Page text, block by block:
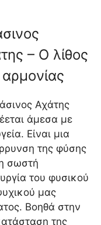
– Ο λίθος
Αχάτης
άμεσα με
Είναι μια
της φύσης
σωστή
του φυσικού
μας
Βοηθά στην
της